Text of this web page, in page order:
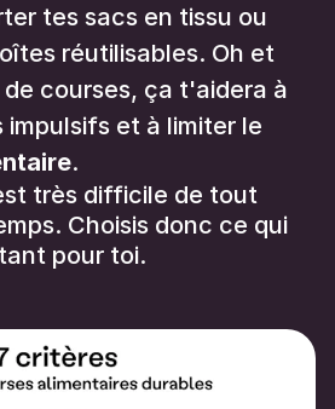
tes sacs en tissu ou
réutilisables. Oh et
courses, ça t'aidera à
et à limiter le
.
très difficile de tout
Choisis donc ce qui
pour toi.